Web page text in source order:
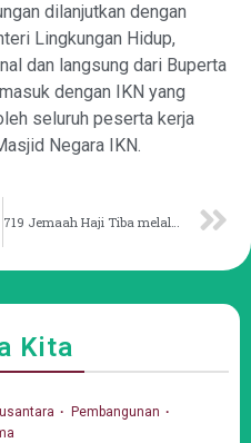
dilanjutkan dengan
Lingkungan Hidup,
dan langsung dari Buperta
dengan IKN yang
seluruh peserta kerja
Negara IKN.
Kita
Pembangunan